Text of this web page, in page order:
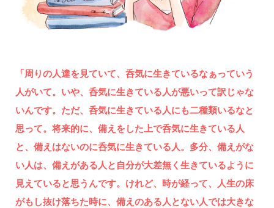
「周りの人達を見ていて、呑気に生きているなぁっていう
人がいて。いや、呑気に生きている人が悪いって訳じゃな
いんです。ただ、呑気に生きている人にも二種類いるなと
思って。将来的に、備えをした上で呑気に生きている人
と、備えはないのに呑気に生きている人。多分、備えがな
い人は、備えがある人と自分が大差無く生きているように
見えていると思うんです。けれど、時が経って、人生の床
がもし抜け落ちた時に、備えのある人とない人では大きな